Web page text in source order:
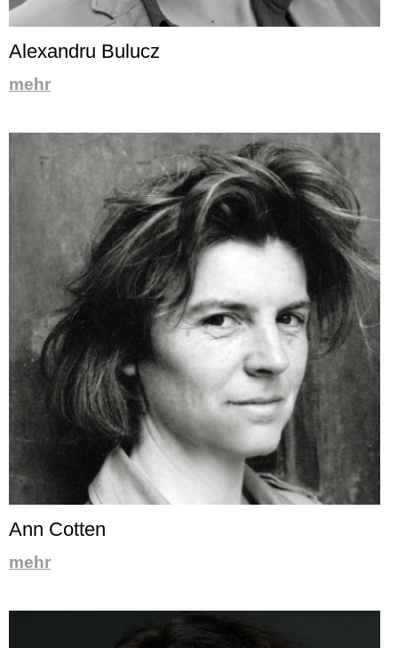
Alexandru Bulucz
mehr
Ann Cotten
mehr